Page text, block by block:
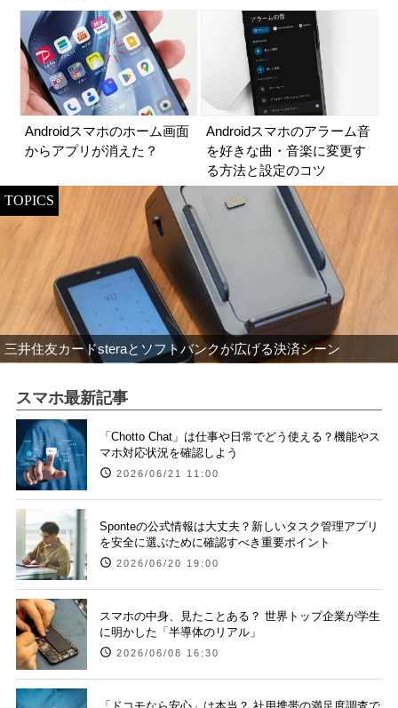
Androidスマホのホーム画面
からアプリが消えた？
Androidスマホのアラーム音
を好きな曲・音楽に変更す
る方法と設定のコツ
TOPICS
三井住友カードsteraとソフトバンクが広げる決済シーン
スマホ最新記事
「Chotto Chat」は仕事や日常でどう使える？機能やス
マホ対応状況を確認しよう
2026/06/21 11:00
Sponteの公式情報は大丈夫？新しいタスク管理アプリ
を安全に選ぶために確認すべき重要ポイント
2026/06/20 19:00
スマホの中身、見たことある？ 世界トップ企業が学生
に明かした「半導体のリアル」
2026/06/08 16:30